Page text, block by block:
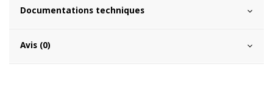
Documentations techniques
Avis (0)